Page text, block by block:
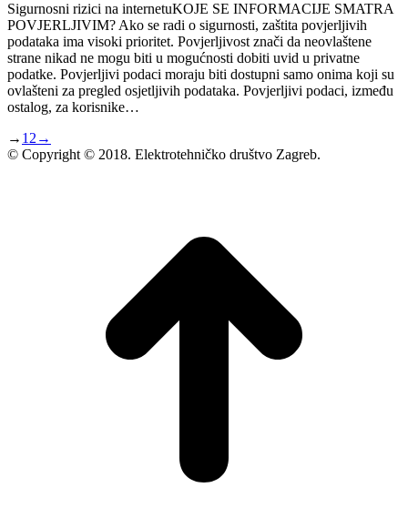
Sigurnosni rizici na internetuKOJE SE INFORMACIJE SMATRA
POVJERLJIVIM? Ako se radi o sigurnosti, zaštita povjerljivih
podataka ima visoki prioritet. Povjerljivost znači da neovlaštene
strane nikad ne mogu biti u mogućnosti dobiti uvid u privatne
podatke. Povjerljivi podaci moraju biti dostupni samo onima koji su
ovlašteni za pregled osjetljivih podataka. Povjerljivi podaci, između
ostalog, za korisnike…
→ 1 2 →
© Copyright © 2018. Elektrotehničko društvo Zagreb.